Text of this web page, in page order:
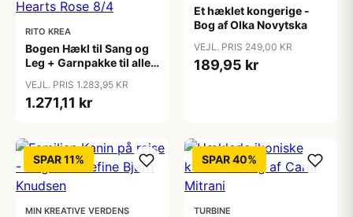
RITO KREA
Bogen Hækl til Sang og
Leg + Garnpakke til alle
Hearts Rose 8/4
VEJL. PRIS 1.283,95 KR
1.271,11 kr
Et hæklet kongerige -
Bog af Olka Novytska
VEJL. PRIS 249,00 KR
189,95 kr
SPAR 11%
MIN KREATIVE VERDENS
SPAR 40%
TURBINE